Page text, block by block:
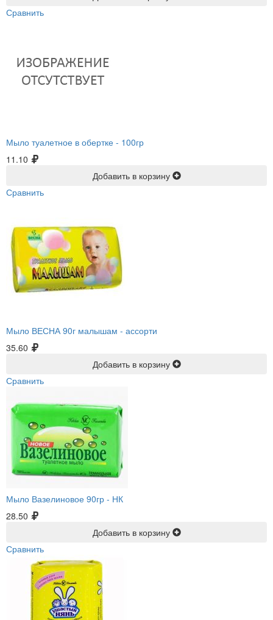
Сравнить
Мыло туалетное в обертке - 100гр
11.10
Добавить в корзину
Сравнить
Мыло ВЕСНА 90г малышам - ассорти
35.60
Добавить в корзину
Сравнить
Мыло Вазелиновое 90гр - НК
28.50
Добавить в корзину
Сравнить